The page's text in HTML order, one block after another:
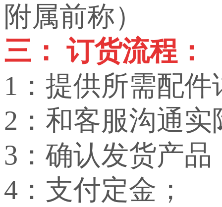
附属前称）
三： 订货流程：
1：提供所需配
2：和客服沟通实
3：确认发货产品
4：支付定金；